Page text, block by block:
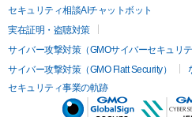
セキュリティ相談AIチャットボット
実在証明・盗聴対策
サイバー攻撃対策（GMOサイバーセキュリテ
サイバー攻撃対策（GMO Flatt Security）
セキュリティ事業の軌跡